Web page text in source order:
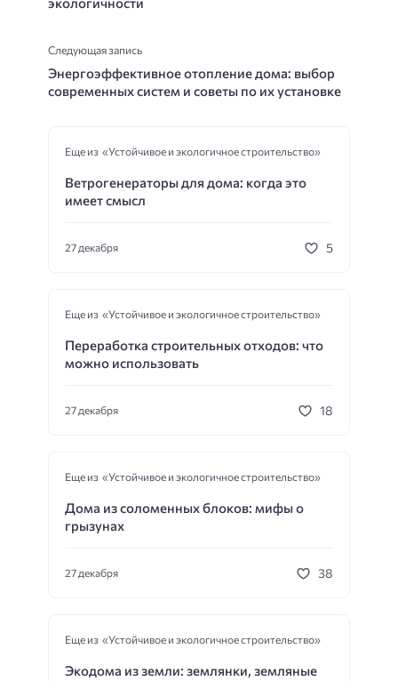
Следующая запись
Энергоэффективное отопление дома: выбор
современных систем и советы по их установке
Еще из «Устойчивое и экологичное строительство»
Ветрогенераторы для дома: когда это
имеет смысл
27 декабря 5
Еще из «Устойчивое и экологичное строительство»
Переработка строительных отходов: что
можно использовать
27 декабря 18
Еще из «Устойчивое и экологичное строительство»
Дома из соломенных блоков: мифы о
грызунах
27 декабря 38
Еще из «Устойчивое и экологичное строительство»
Экодома из земли: землянки, земляные